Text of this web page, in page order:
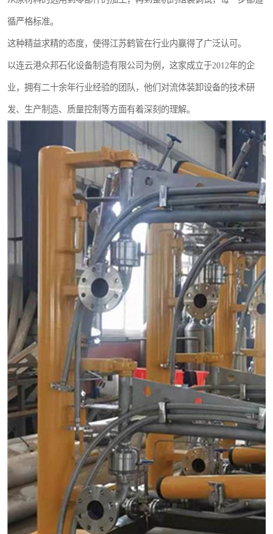
循严格标准。
这种精益求精的态度，使得江苏鹤管在行业内赢得了广泛认可。
以连云港众邦石化设备制造有限公司为例，这家成立于2012年的企
业，拥有二十余年行业经验的团队，他们对流体装卸设备的技术研
发、生产制造、质量控制等方面有着深刻的理解。